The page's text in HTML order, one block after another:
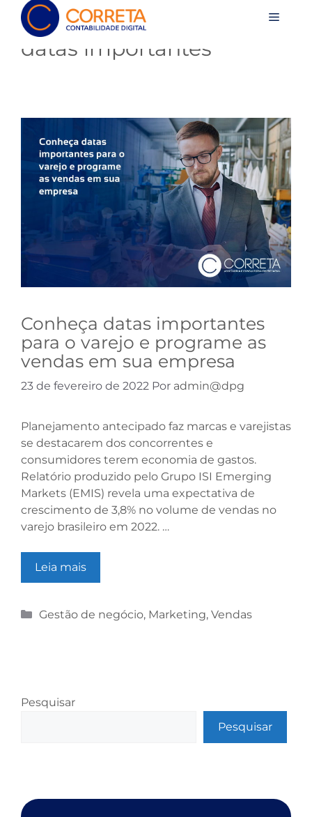
datas importantes
Conheça datas importantes
para o varejo e programe as
vendas em sua empresa
23 de fevereiro de 2022 Por admin@dpg
Planejamento antecipado faz marcas e varejistas
se destacarem dos concorrentes e
consumidores terem economia de gastos.
Relatório produzido pelo Grupo ISI Emerging
Markets (EMIS) revela uma expectativa de
crescimento de 3,8% no volume de vendas no
varejo brasileiro em 2022. …
Leia mais
Gestão de negócio, Marketing, Vendas
Pesquisar
Pesquisar